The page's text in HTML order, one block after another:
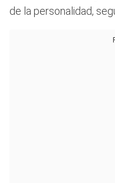
de la personalidad,